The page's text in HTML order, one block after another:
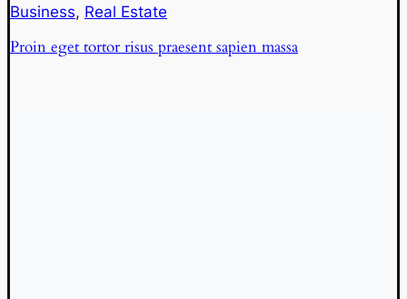
Business, Real Estate
Proin eget tortor risus praesent sapien massa